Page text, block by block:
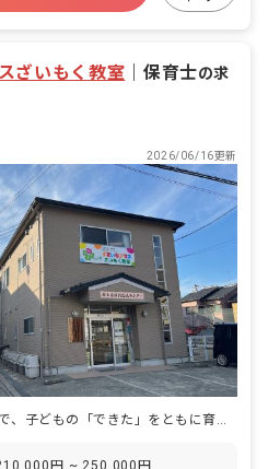
ざいもく教室 保育士の求
2026/06/16更新
円 ~ 250,000円